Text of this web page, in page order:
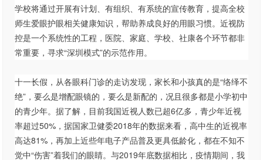
学校将通过开展有计划、有组织、有系统的宣传教育，提高全校
师生爱眼护眼相关健康知识，帮助养成良好的用眼习惯。近视防
控是一个系统性的工程，医院、家庭、学校、社康各个环节都非
常重要，寻求“深圳模式”的示范作用。
十一长假，从各眼科门诊的走访发现，家长和小孩真的是“络绎不
绝”，要么是增配眼镜的，要么是新配的，况且很多都是小学初中
的青少年。据了解，目前我国近视人数已超6亿多，青少年近视
率超过50%，据国家卫健委2018年的数据来看，高中生的近视率
高达81%，再加上近些年电子产品普及更具低龄化，都在不知不
觉中“伤害”着我们的眼睛。与2019年底数据相比，疫情期间，我